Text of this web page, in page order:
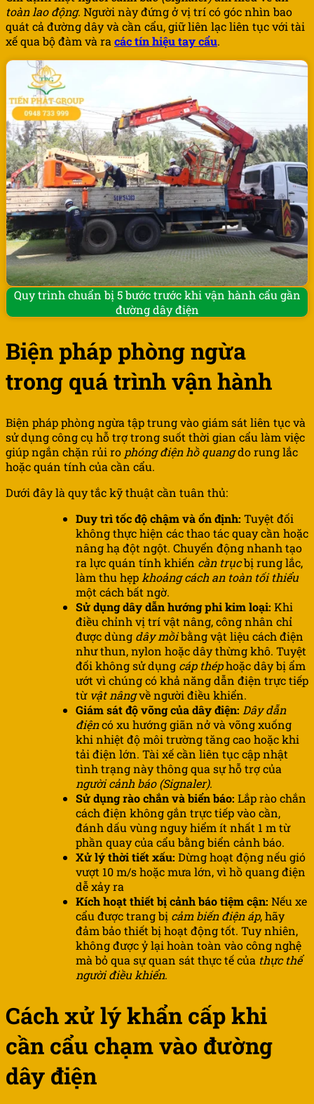
toàn lao động. Người này đứng ở vị trí có góc nhìn bao
quát cả đường dây và cần cẩu, giữ liên lạc liên tục với tài
xế qua bộ đàm và ra các tín hiệu tay cẩu.
Quy trình chuẩn bị 5 bước trước khi vận hành cẩu gần
đường dây điện
Biện pháp phòng ngừa
trong quá trình vận hành
Biện pháp phòng ngừa tập trung vào giám sát liên tục và
sử dụng công cụ hỗ trợ trong suốt thời gian cẩu làm việc
giúp ngắn chặn rủi ro phóng điện hồ quangdo rung lắc
hoặc quán tính của cần cẩu.
Dưới đây là quy tắc kỹ thuật cần tuân thủ:
Duy trì tốc độ chậm và ổn định: Tuyệt đối
không thực hiện các thao tác quay cần hoặc
nâng hạ đột ngột. Chuyển động nhanh tạo
ra lực quán tính khiến cần trụcbị rung lắc,
làm thu hẹp khoảng cách an toàn tối thiểu
một cách bất ngờ.
Sử dụng dây dẫn hướng phi kim loại: Khi
điều chỉnh vị trí vật nâng, công nhân chỉ
được dùng dây mồibằng vật liệu cách điện
như thun, nylon hoặc dây thừng khô. Tuyệt
đối không sử dụng cáp théphoặc dây bị ẩm
ướt vì chúng có khả năng dẫn điện trực tiếp
từ vật nângvề người điều khiển.
Giám sát độ võng của dây điện: Dây dẫn
điệncó xu hướng giãn nở và võng xuống
khi nhiệt độ môi trường tăng cao hoặc khi
tải điện lớn. Tài xế cần liên tục cập nhật
tình trạng này thông qua sự hỗ trợ của
người cảnh báo (Signaler).
Sử dụng rào chắn và biển báo: Lắp rào chắn
cách điện không gắn trực tiếp vào cần,
đánh dấu vùng nguy hiểm ít nhất 1 m từ
phần quay của cẩu bằng biển cảnh báo.
Xử lý thời tiết xấu: Dừng hoạt động nếu gió
vượt 10 m/s hoặc mưa lớn, vì hồ quang điện
dễ xảy ra
Kích hoạt thiết bị cảnh báo tiệm cận: Nếu xe
cẩu được trang bị cảm biến điện áp, hãy
đảm bảo thiết bị hoạt động tốt. Tuy nhiên,
không được ỷ lại hoàn toàn vào công nghệ
mà bỏ qua sự quan sát thực tế của thực thể
người điều khiển.
Cách xử lý khẩn cấp khi
cần cẩu chạm vào đường
dây điện